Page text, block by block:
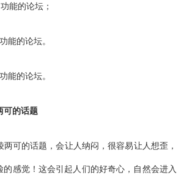
能的论坛；
能的论坛。
能的论坛。
可的话题
两可的话题，会让人纳闷，很容易让人想歪，
感觉！这会引起人们的好奇心，自然会进入